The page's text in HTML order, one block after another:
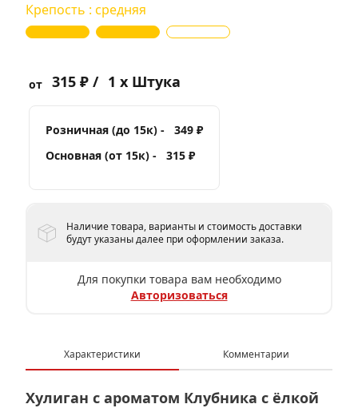
Крепость : средняя
от 315 ₽ / 1 x Штука
Розничная (до 15к) -
349 ₽
Основная (от 15к) -
315 ₽
Наличие товара, варианты и стоимость доставки
будут указаны далее при оформлении заказа.
Для покупки товара вам необходимо
Авторизоваться
Характеристики Комментарии
Хулиган с ароматом Клубника с ёлкой